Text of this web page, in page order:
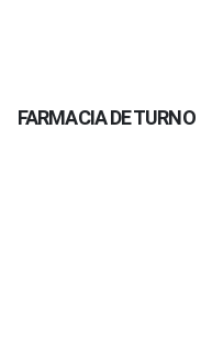
FARMACIA DE TURNO